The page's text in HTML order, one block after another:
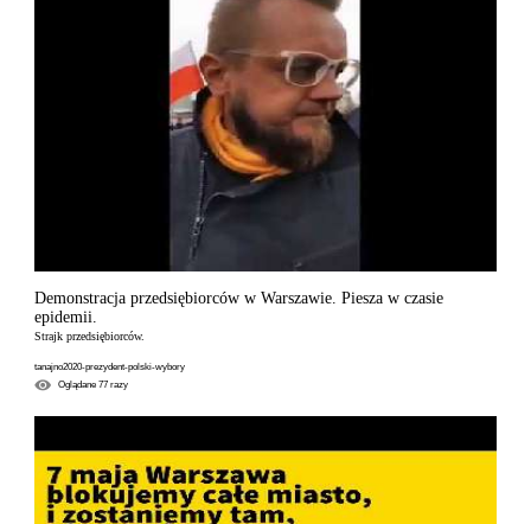
Demonstracja przedsiębiorców w Warszawie. Piesza w czasie
epidemii.
Strajk przedsiębiorców.
tanajno2020-prezydent-polski-wybory
Oglądane77 razy